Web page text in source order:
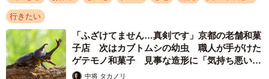
行きたい
「ふざけてません…真剣です」京都の老舗和菓
子店 次はカブトムシの幼虫 職人が手がけた
ゲテモノ和菓子 見事な造形に「気持ち悪いく
らいリアル」
中将 タカノリ